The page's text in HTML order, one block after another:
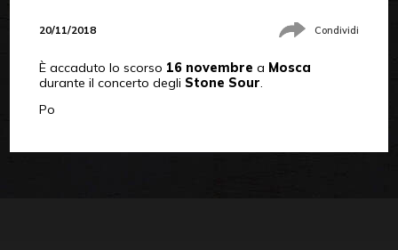
20/11/2018 Condividi
È accaduto lo scorso 16 novembre a Mosca
durante il concerto degli Stone Sour.
Po